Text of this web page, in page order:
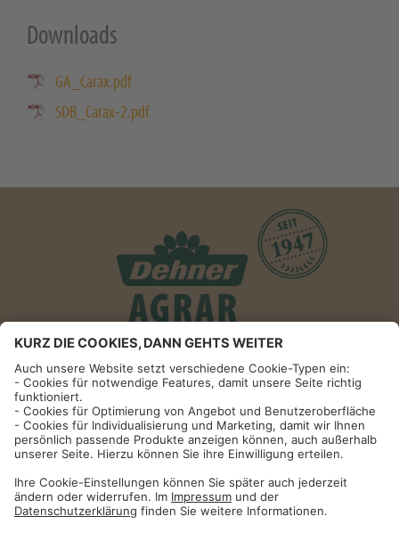
Downloads
GA_Carax.pdf
SDB_Carax-2.pdf
Informationen
Impressum
Datenschutzhinweise
AGB und Widerrufsbelehrung
Dehner Unternehmen